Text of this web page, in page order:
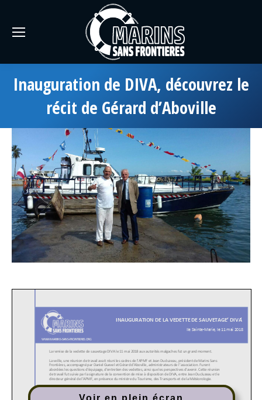
Inauguration de DIVA, découvrez le
récit de Gérard d’Aboville
Voir en plein écran